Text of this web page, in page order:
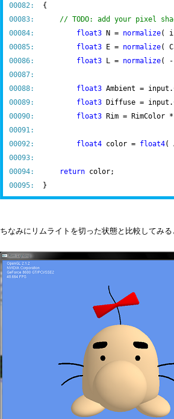
00082:
00083:
// TODO: add your pixel
00084:
float3 N = normalize
00085:
float3 E = normalize
00086:
float3 L = normalize
00087:
00088:
float3
00089:
float3 Diffuse =
00090:
float3 Rim =
00091:
00092:
float4 color = float4
00093:
00094:
return
00095:
ちなみにリムライトを切った状態と比較してみ